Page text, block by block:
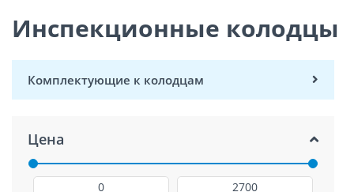
Инспекционные колодцы
Комплектующие к колодцам
Цена